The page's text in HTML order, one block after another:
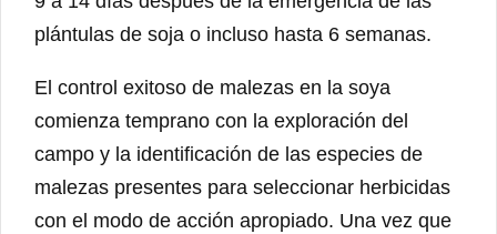
plántulas de soja o incluso hasta 6 semanas.
El control exitoso de malezas en la soya
comienza temprano con la exploración del
campo y la identificación de las especies de
malezas presentes para seleccionar herbicidas
con el modo de acción apropiado. Una vez que